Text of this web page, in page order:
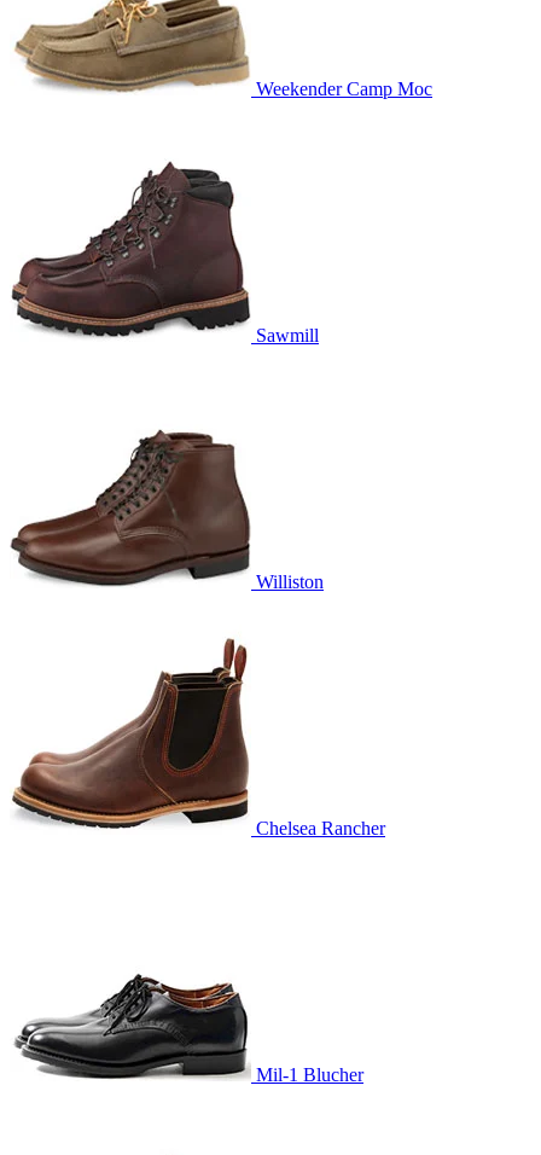
Weekender Camp Moc
Sawmill
Williston
Chelsea Rancher
Mil-1 Blucher